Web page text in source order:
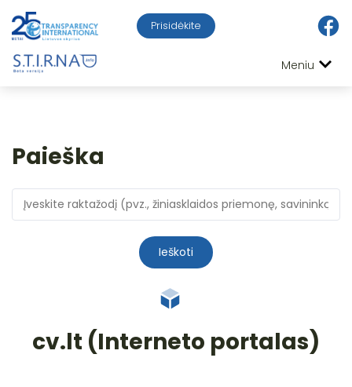
Prisidėkite
Meniu
Paieška
Ieškoti
cv.lt (Interneto portalas)